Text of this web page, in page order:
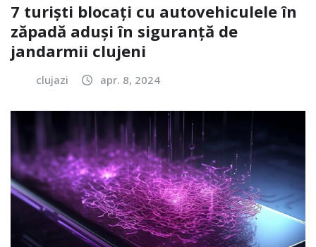
7 turiști blocați cu autovehiculele în
zăpadă aduși în siguranță de
jandarmii clujeni
clujazi apr. 8, 2024